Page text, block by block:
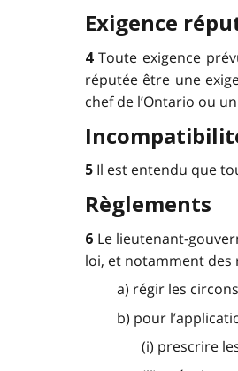
Exigence
4 Toute exigence
réputée être une
chef de l’Ontario ou
5 Il est entendu que
Règlements
6 Le lieutenant-
loi, et notamment des
a) régir les
b) pour
(i) prescrire